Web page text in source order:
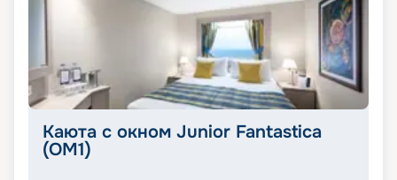
Каюта с окном Junior Fantastica
(OM1)